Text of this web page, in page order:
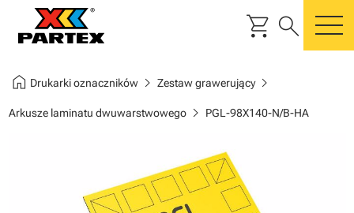
shopping_cart search
home Drukarki oznacznikówchevron_right Zestaw grawerującychevron_right
Arkusze laminatu dwuwarstwowegochevron_right PGL-98X140-N/B-HA